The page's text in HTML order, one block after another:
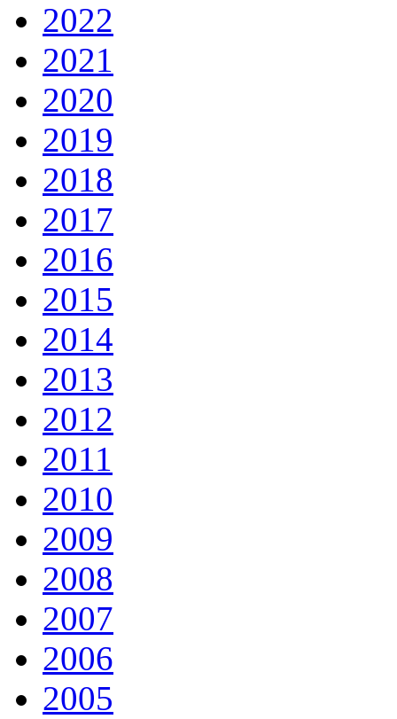
2022
2021
2020
2019
2018
2017
2016
2015
2014
2013
2012
2011
2010
2009
2008
2007
2006
2005